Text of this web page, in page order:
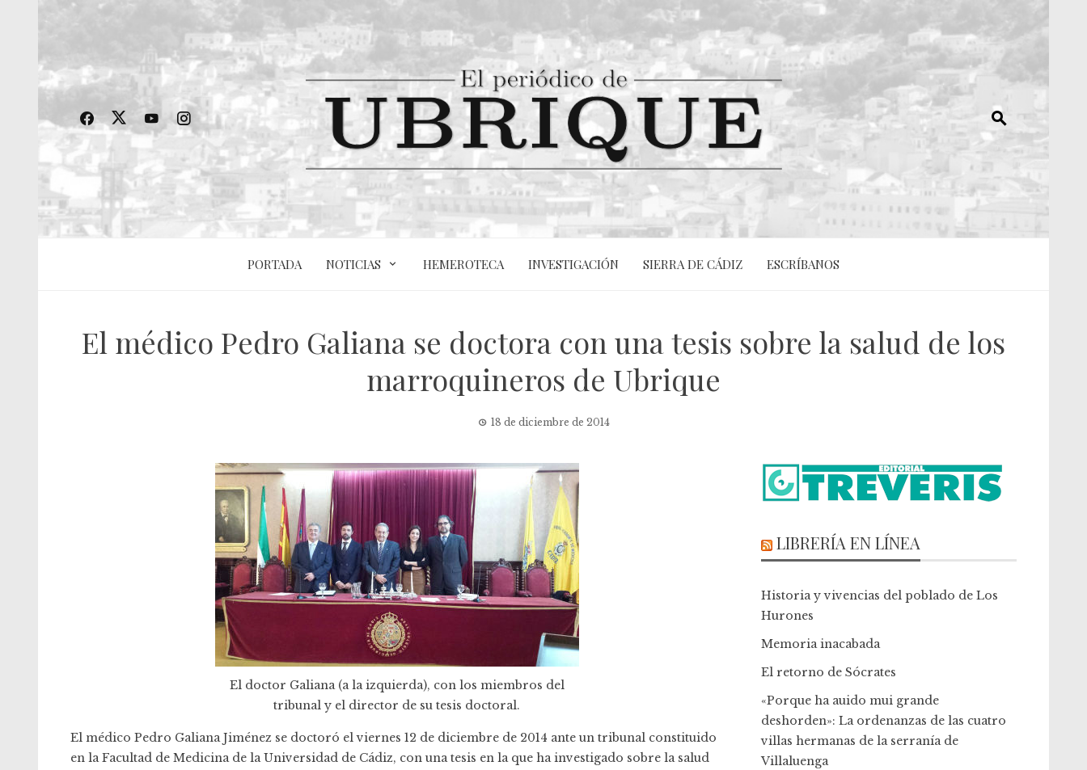
PORTADA NOTICIAS HEMEROTECA INVESTIGACIÓN SIERRA DE CÁDIZ ESCRÍBANOS
El médico Pedro Galiana se doctora con una tesis sobre la salud de los
marroquineros de Ubrique
18 de diciembre de 2014
El doctor Galiana (a la izquierda), con los miembros del
tribunal y el director de su tesis doctoral.
El médico Pedro Galiana Jiménez se doctoró el viernes 12 de diciembre de 2014 ante un tribunal constituido
en la Facultad de Medicina de la Universidad de Cádiz, con una tesis en la que ha investigado sobre la salud
LIBRERÍA EN LÍNEA
Historia y vivencias del poblado de Los
Hurones
Memoria inacabada
El retorno de Sócrates
«Porque ha auido mui grande
deshorden»: La ordenanzas de las cuatro
villas hermanas de la serranía de
Villaluenga